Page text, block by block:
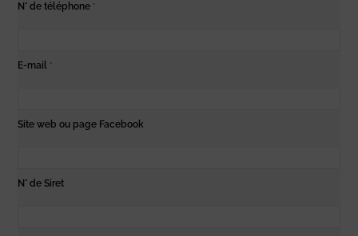
N° de téléphone *
E-mail *
Site web ou page Facebook
N° de Siret